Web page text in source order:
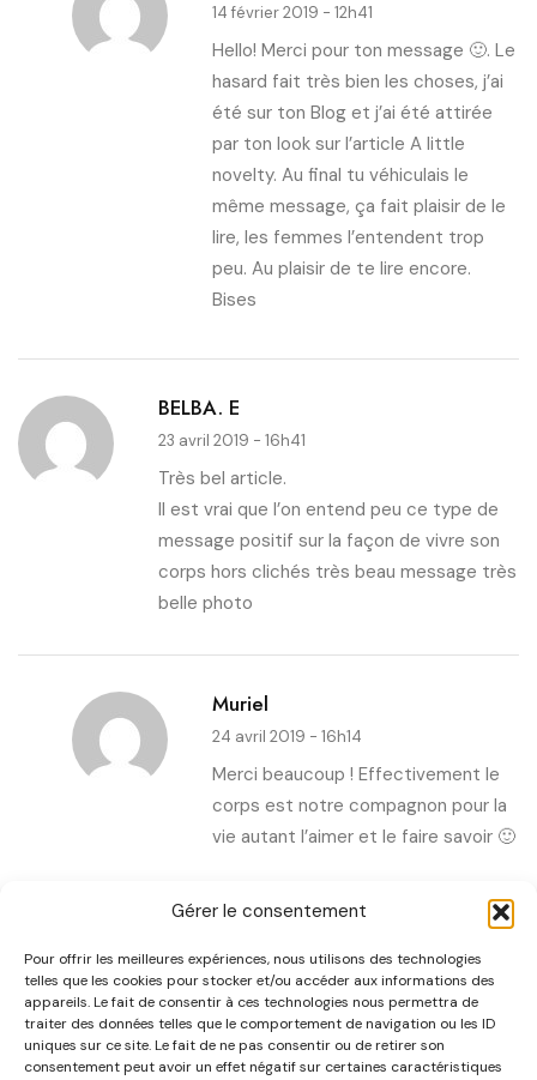
Gérer le consentement
Pour offrir les meilleures expériences, nous utilisons des technologies
telles que les cookies pour stocker et/ou accéder aux informations des
appareils. Le fait de consentir à ces technologies nous permettra de
traiter des données telles que le comportement de navigation ou les ID
uniques sur ce site. Le fait de ne pas consentir ou de retirer son
consentement peut avoir un effet négatif sur certaines caractéristiques
14 février 2019 - 12h41
Hello! Merci pour ton message 🙂. Le
hasard fait très bien les choses, j’ai
été sur ton Blog et j’ai été attirée
par ton look sur l’article A little
novelty. Au final tu véhiculais le
même message, ça fait plaisir de le
lire, les femmes l’entendent trop
peu. Au plaisir de te lire encore.
Bises
BELBA. E
23 avril 2019 - 16h41
Très bel article.
Il est vrai que l’on entend peu ce type de
message positif sur la façon de vivre son
corps hors clichés très beau message très
belle photo
Muriel
24 avril 2019 - 16h14
Merci beaucoup ! Effectivement le
corps est notre compagnon pour la
vie autant l’aimer et le faire savoir 🙂
CATÉGORIES